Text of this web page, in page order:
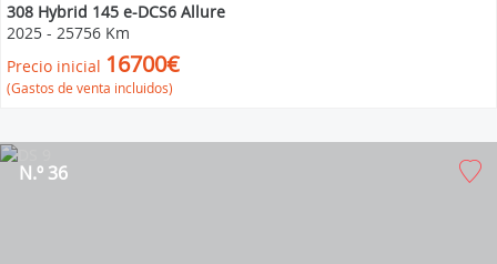
308 Hybrid 145 e-DCS6 Allure
2025 - 25756 Km
Precio inicial 16700€
(Gastos de venta incluidos)
N.º 36